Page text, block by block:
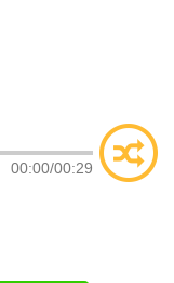
00:00/00:29